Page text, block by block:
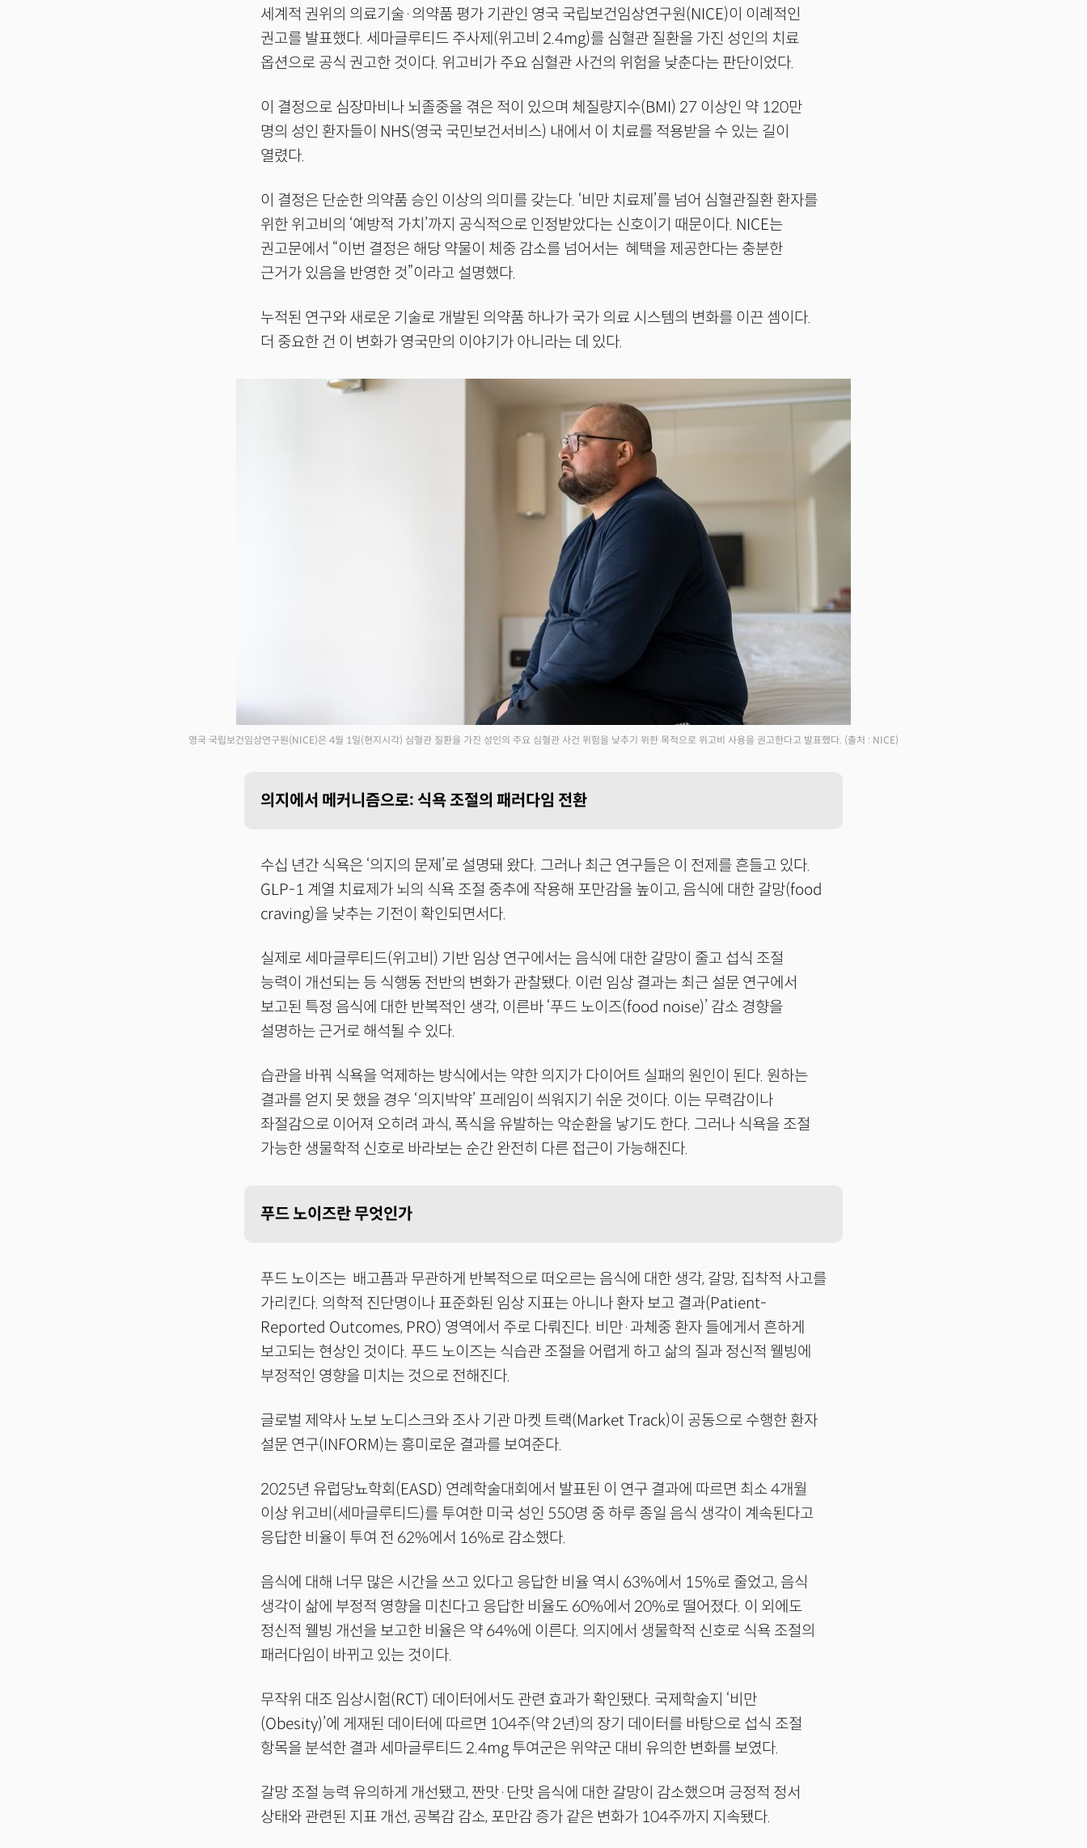
세계적 권위의 의료기술·의약품 평가 기관인 영국 국립보건임상연구원(NICE)이 이례적인
권고를 발표했다. 세마글루티드 주사제(위고비 2.4mg)를 심혈관 질환을 가진 성인의 치료
옵션으로 공식 권고한 것이다. 위고비가 주요 심혈관 사건의 위험을 낮춘다는 판단이었다.
이 결정으로 심장마비나 뇌졸중을 겪은 적이 있으며 체질량지수(BMI) 27 이상인 약 120만
명의 성인 환자들이 NHS(영국 국민보건서비스) 내에서 이 치료를 적용받을 수 있는 길이
열렸다.
이 결정은 단순한 의약품 승인 이상의 의미를 갖는다. ‘비만 치료제’를 넘어 심혈관질환 환자를
위한 위고비의 ‘예방적 가치’까지 공식적으로 인정받았다는 신호이기 때문이다. NICE는
권고문에서 “이번 결정은 해당 약물이 체중 감소를 넘어서는 혜택을 제공한다는 충분한
근거가 있음을 반영한 것”이라고 설명했다.
누적된 연구와 새로운 기술로 개발된 의약품 하나가 국가 의료 시스템의 변화를 이끈 셈이다.
더 중요한 건 이 변화가 영국만의 이야기가 아니라는 데 있다.
영국 국립보건임상연구원(NICE)은 4월 1일(현지시각) 심혈관 질환을 가진 성인의 주요 심혈관 사건 위험을 낮추기 위한 목적으로 위고비 사용을 권고한다고 발표했다. (출처 : NICE)
의지에서 메커니즘으로: 식욕 조절의 패러다임 전환
수십 년간 식욕은 ‘의지의 문제’로 설명돼 왔다. 그러나 최근 연구들은 이 전제를 흔들고 있다.
GLP-1 계열 치료제가 뇌의 식욕 조절 중추에 작용해 포만감을 높이고, 음식에 대한 갈망(food
craving)을 낮추는 기전이 확인되면서다.
실제로 세마글루티드(위고비) 기반 임상 연구에서는 음식에 대한 갈망이 줄고 섭식 조절
능력이 개선되는 등 식행동 전반의 변화가 관찰됐다. 이런 임상 결과는 최근 설문 연구에서
보고된 특정 음식에 대한 반복적인 생각, 이른바 ‘푸드 노이즈(food noise)’ 감소 경향을
설명하는 근거로 해석될 수 있다.
습관을 바꿔 식욕을 억제하는 방식에서는 약한 의지가 다이어트 실패의 원인이 된다. 원하는
결과를 얻지 못 했을 경우 ‘의지박약’ 프레임이 씌워지기 쉬운 것이다. 이는 무력감이나
좌절감으로 이어져 오히려 과식, 폭식을 유발하는 악순환을 낳기도 한다. 그러나 식욕을 조절
가능한 생물학적 신호로 바라보는 순간 완전히 다른 접근이 가능해진다.
푸드 노이즈란 무엇인가
푸드 노이즈는 배고픔과 무관하게 반복적으로 떠오르는 음식에 대한 생각, 갈망, 집착적 사고를
가리킨다. 의학적 진단명이나 표준화된 임상 지표는 아니나 환자 보고 결과(Patient-
Reported Outcomes, PRO) 영역에서 주로 다뤄진다. 비만·과체중 환자 들에게서 흔하게
보고되는 현상인 것이다. 푸드 노이즈는 식습관 조절을 어렵게 하고 삶의 질과 정신적 웰빙에
부정적인 영향을 미치는 것으로 전해진다.
글로벌 제약사 노보 노디스크와 조사 기관 마켓 트랙(Market Track)이 공동으로 수행한 환자
설문 연구(INFORM)는 흥미로운 결과를 보여준다.
2025년 유럽당뇨학회(EASD) 연례학술대회에서 발표된 이 연구 결과에 따르면 최소 4개월
이상 위고비(세마글루티드)를 투여한 미국 성인 550명 중 하루 종일 음식 생각이 계속된다고
응답한 비율이 투여 전 62%에서 16%로 감소했다.
음식에 대해 너무 많은 시간을 쓰고 있다고 응답한 비율 역시 63%에서 15%로 줄었고, 음식
생각이 삶에 부정적 영향을 미친다고 응답한 비율도 60%에서 20%로 떨어졌다. 이 외에도
정신적 웰빙 개선을 보고한 비율은 약 64%에 이른다. 의지에서 생물학적 신호로 식욕 조절의
패러다임이 바뀌고 있는 것이다.
무작위 대조 임상시험(RCT) 데이터에서도 관련 효과가 확인됐다. 국제학술지 ‘비만
(Obesity)’에 게재된 데이터에 따르면 104주(약 2년)의 장기 데이터를 바탕으로 섭식 조절
항목을 분석한 결과 세마글루티드 2.4mg 투여군은 위약군 대비 유의한 변화를 보였다.
갈망 조절 능력 유의하게 개선됐고, 짠맛·단맛 음식에 대한 갈망이 감소했으며 긍정적 정서
상태와 관련된 지표 개선, 공복감 감소, 포만감 증가 같은 변화가 104주까지 지속됐다.